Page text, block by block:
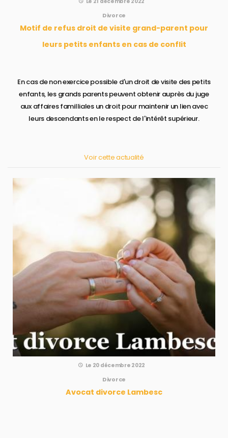
Divorce
motif de refus droit de visite grand-parent pour
leurs petits enfants en cas de conflit
En cas de non exercice possible d'un droit de visite des petits
enfants, les grands parents peuvent obtenir auprès du juge
aux affaires familliales un droit pour maintenir un lien avec
leurs descendants en le respect de l'intérêt supérieur.
Voir cette actualité
Le 20 décembre 2022
Divorce
Avocat divorce Lambesc